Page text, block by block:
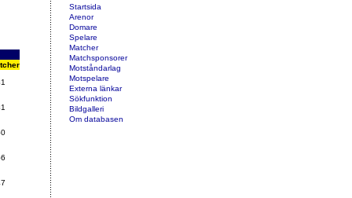
Startsida
Arenor
Domare
Spelare
Matcher
Matchsponsorer
Motståndarlag
Motspelare
Externa länkar
Sökfunktion
Bildgalleri
Om databasen